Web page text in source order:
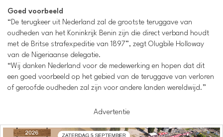
Goed voorbeeld
“De terugkeer uit Nederland zal de grootste teruggave van
oudheden van het Koninkrijk Benin zijn die direct verband houdt
met de Britse strafexpeditie van 1897”, zegt Olugbile Holloway
van de Nigeriaanse delegatie.
“Wij danken Nederland voor de medewerking en hopen dat dit
een goed voorbeeld op het gebied van de teruggave van verloren
of geroofde oudheden zal zijn voor andere landen wereldwijd.”
Advertentie